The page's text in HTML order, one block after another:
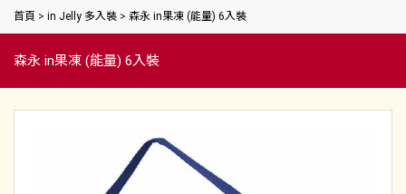
首頁 > in Jelly 多入裝 > 森永 in果凍 (能量) 6入裝
森永 in果凍 (能量) 6入裝